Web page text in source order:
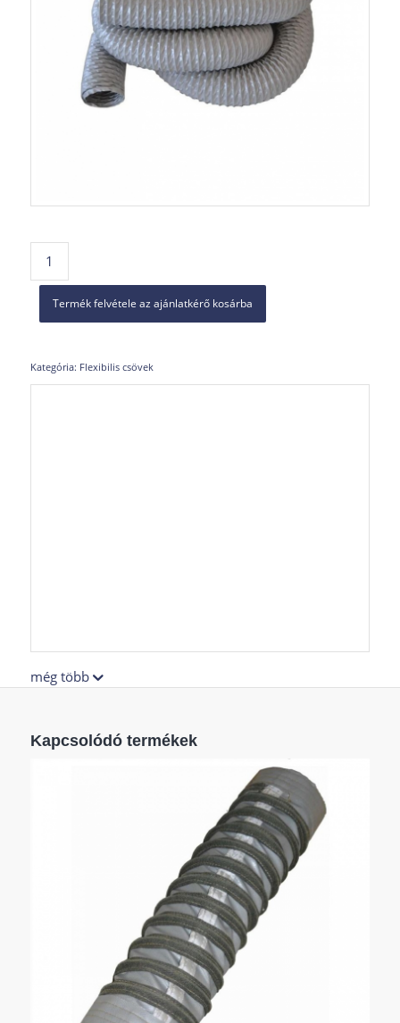
Termék felvétele az ajánlatkérő kosárba
Kategória: Flexibilis csövek
még több
Kapcsolódó termékek